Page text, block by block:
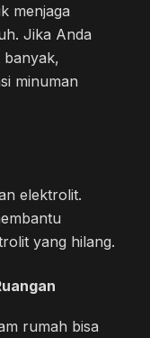
menjaga
Jika Anda
banyak,
minuman
elektrolit.
yang hilang.
rumah bisa